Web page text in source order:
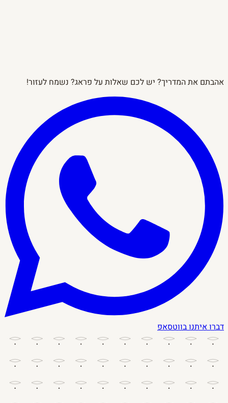
אהבתם את המדריך? יש לכם שאלות על פראג? נשמח לעזור!
דברו איתנו בווטסאפ